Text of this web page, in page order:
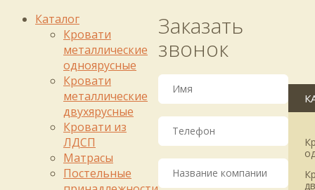
Каталог
Кровати
металлические
одноярусные
Кровати
металлические
двухярусные
Кровати из
ЛДСП
Матрасы
Постельные
Заказать
звонок